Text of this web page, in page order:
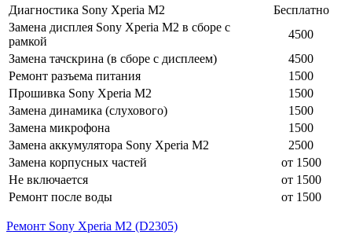
Диагностика Sony Xperia M2
Бесплатно
Замена дисплея Sony Xperia M2 в сборе с
рамкой
4500
Замена тачскрина (в сборе с дисплеем)
4500
Ремонт разъема питания
1500
Прошивка Sony Xperia M2
1500
Замена динамика (слухового)
1500
Замена микрофона
1500
Замена аккумулятора Sony Xperia M2
2500
Замена корпусных частей
от 1500
Не включается
от 1500
Ремонт после воды
от 1500
Ремонт Sony Xperia M2 (D2305)